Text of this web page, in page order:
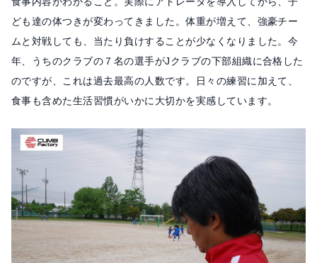
ども達の体つきが変わってきました。体重が増えて、強豪チー
ムと対戦しても、当たり負けすることが少なくなりました。今
年、うちのクラブの７名の選手がJクラブの下部組織に合格した
のですが、これは過去最高の人数です。日々の練習に加えて、
食事も含めた生活習慣がいかに大切かを実感しています。